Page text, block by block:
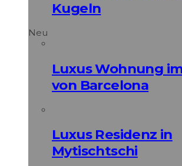
Kugeln
Neu
Luxus Wohnung
von Barcelona
Luxus Residenz in
Mytischtschi